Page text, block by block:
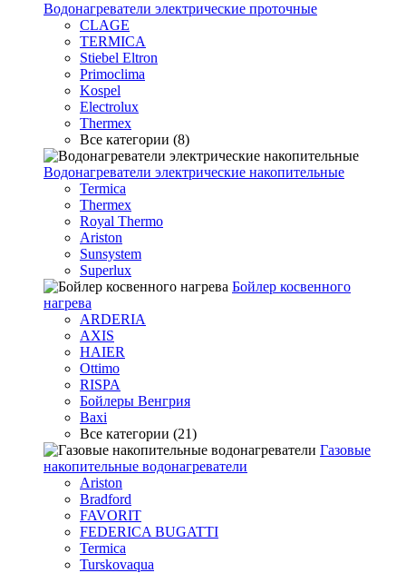
Водонагреватeли электрические проточные
CLAGE
TERMICA
Stiebel Eltron
Primoclima
Kospel
Electrolux
Thermex
Все категории (8)
Водонагреватели электрические накопительные
Termica
Thermex
Royal Thermo
Ariston
Sunsystem
Superlux
Бойлер косвенного
нагрева
ARDERIA
AXIS
HAIER
Ottimo
RISPA
Бойлеры Венгрия
Baxi
Все категории (21)
Газовые
накопительные водонагреватели
Ariston
Bradford
FAVORIT
FEDERICA BUGATTI
Termica
Turskovaqua